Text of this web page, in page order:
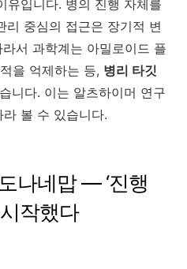
유입니다. 병의 진행 자체를
리 중심의 접근은 장기적 변
서 과학계는 아밀로이드 플
을 억제하는 등, 병리 타깃
니다. 이는 알츠하이머 연구
볼 수 있습니다.
나네맙 — ‘진행
작했다